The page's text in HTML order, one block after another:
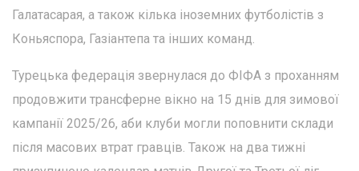
Галатасарая, а також кілька іноземних футболістів з
Коньяспора, Газіантепа та інших команд.
Турецька федерація звернулася до ФІФА з проханням
продовжити трансферне вікно на 15 днів для зимової
кампанії 2025/26, аби клуби могли поповнити склади
після масових втрат гравців. Також на два тижні